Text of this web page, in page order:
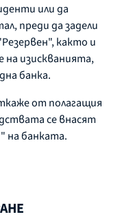
или да
преди да задели
както и
на изискванията,
банка.
от полагащия
се внасят
на банката.